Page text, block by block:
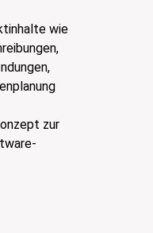
wie
zur